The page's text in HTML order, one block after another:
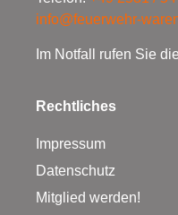
info@feuerwehr-
Im Notfall rufen Sie die
Rechtliches
Impressum
Datenschutz
Mitglied werden!